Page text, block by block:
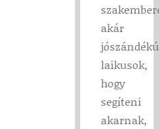
akár
jószándékú
laikusok,
hogy
segíteni
akarnak,